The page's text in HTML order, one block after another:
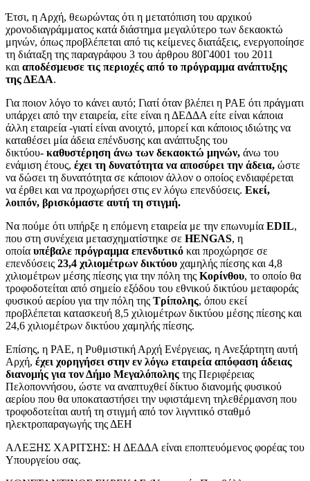
Έτσι, η Αρχή, θεωρώντας ότι η μετατόπιση του αρχικού
χρονοδιαγράμματος κατά διάστημα μεγαλύτερο των δεκαοκτώ
μηνών, όπως προβλέπεται από τις κείμενες διατάξεις, ενεργοποίησε
τη διάταξη της παραγράφου 3 του άρθρου 80Γ4001 του 2011
και αποδέσμευσε τις περιοχές από το πρόγραμμα ανάπτυξης
της ΔΕΔΑ.
Για ποιον λόγο το κάνει αυτό; Γιατί όταν βλέπει η ΡΑΕ ότι πράγματι
υπάρχει από την εταιρεία, είτε είναι η ΔΕΔΔΑ είτε είναι κάποια
άλλη εταιρεία -γιατί είναι ανοιχτό, μπορεί και κάποιος ιδιώτης να
καταθέσει μία άδεια επένδυσης και ανάπτυξης του
δικτύου- καθυστέρηση άνω των δεκαοκτώ μηνών, άνω του
ενάμιση έτους, έχει τη δυνατότητα να αποσύρει την άδεια, ώστε
να δώσει τη δυνατότητα σε κάποιον άλλον ο οποίος ενδιαφέρεται
να έρθει και να προχωρήσει στις εν λόγω επενδύσεις. Εκεί,
λοιπόν, βρισκόμαστε αυτή τη στιγμή.
Να πούμε ότι υπήρξε η επόμενη εταιρεία με την επωνυμία EDIL,
που στη συνέχεια μετασχηματίστηκε σε HENGAS, η
οποία υπέβαλε πρόγραμμα επενδυτικό και προχώρησε σε
επενδύσεις 23,4 χιλιομέτρων δικτύου χαμηλής πίεσης και 4,8
χιλιομέτρων μέσης πίεσης για την πόλη της Κορίνθου, το οποίο θα
τροφοδοτείται από σημείο εξόδου του εθνικού δικτύου μεταφοράς
φυσικού αερίου για την πόλη της Τρίπολης, όπου εκεί
προβλέπεται κατασκευή 8,5 χιλιομέτρων δικτύου μέσης πίεσης και
24,6 χιλιομέτρων δικτύου χαμηλής πίεσης.
Επίσης, η ΡΑΕ, η Ρυθμιστική Αρχή Ενέργειας, η Ανεξάρτητη αυτή
Αρχή, έχει χορηγήσει στην εν λόγω εταιρεία απόφαση άδειας
διανομής για τον Δήμο Μεγαλόπολης της Περιφέρειας
Πελοποννήσου, ώστε να αναπτυχθεί δίκτυο διανομής φυσικού
αερίου που θα υποκαταστήσει την υφιστάμενη τηλεθέρμανση που
τροφοδοτείται αυτή τη στιγμή από τον λιγνιτικό σταθμό
ηλεκτροπαραγωγής της ΔΕΗ
ΑΛΕΞΗΣ ΧΑΡΙΤΣΗΣ: Η ΔΕΔΔΑ είναι εποπτευόμενος φορέας του
Υπουργείου σας.